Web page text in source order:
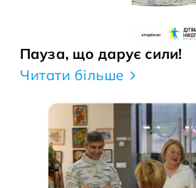
Пауза, що дарує сили!
Читати більше